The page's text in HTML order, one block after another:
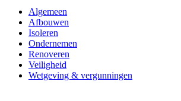
Algemeen
Afbouwen
Isoleren
Ondernemen
Renoveren
Veiligheid
Wetgeving & vergunningen